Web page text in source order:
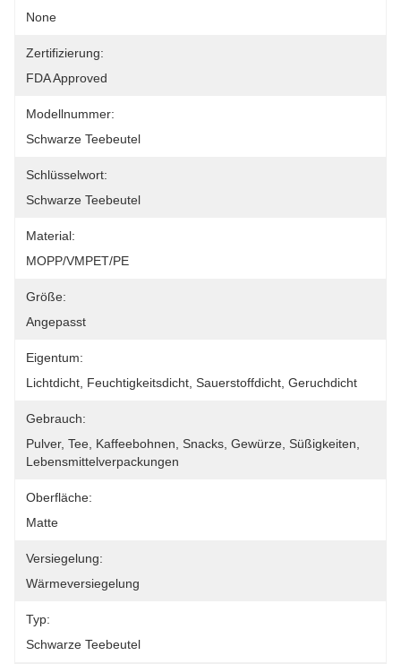
None
Zertifizierung:
FDA Approved
Modellnummer:
Schwarze Teebeutel
Schlüsselwort:
Schwarze Teebeutel
Material:
MOPP/VMPET/PE
Größe:
Angepasst
Eigentum:
Lichtdicht, Feuchtigkeitsdicht, Sauerstoffdicht, Geruchdicht
Gebrauch:
Pulver, Tee, Kaffeebohnen, Snacks, Gewürze, Süßigkeiten,
Lebensmittelverpackungen
Oberfläche:
Matte
Versiegelung:
Wärmeversiegelung
Typ:
Schwarze Teebeutel